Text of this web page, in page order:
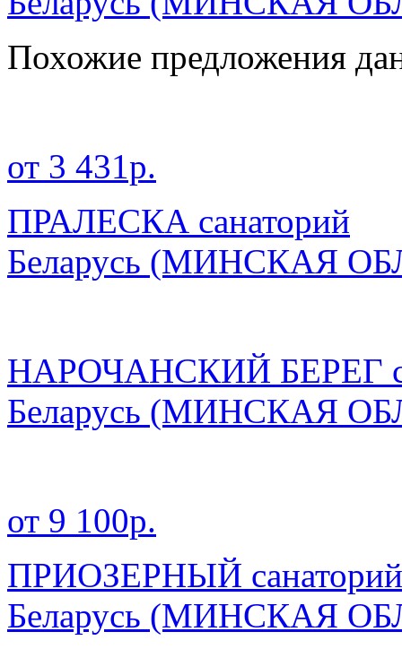
Похожие предложения
от 3 431р.
ПРАЛЕСКА санаторий
Беларусь (МИНСКАЯ
НАРОЧАНСКИЙ БЕРЕГ
Беларусь (МИНСКАЯ
от 9 100р.
ПРИОЗЕРНЫЙ санаторий
Беларусь (МИНСКАЯ